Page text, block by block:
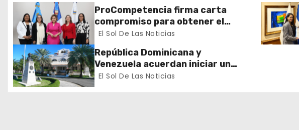
ó
n
d
e
ProCompetencia firma carta
compromiso para obtener el
Sello Igualando RD para el Sector
El Sol De Las Noticias
República Dominicana y
Venezuela acuerdan iniciar un
proceso de normalización
El Sol De Las Noticias